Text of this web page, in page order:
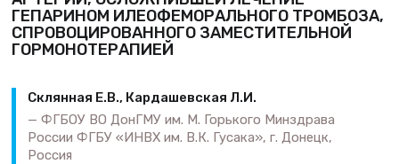
ГЕПАРИНОМ ИЛЕОФЕМОРАЛЬНОГО ТРОМБОЗА,
СПРОВОЦИРОВАННОГО ЗАМЕСТИТЕЛЬНОЙ
ГОРМОНОТЕРАПИЕЙ
Склянная Е.В., Кардашевская Л.И.
ФГБОУ ВО ДонГМУ им. М. Горького Минздрава
России ФГБУ «ИНВХ им. В.К. Гусака», г. Донецк,
Россия